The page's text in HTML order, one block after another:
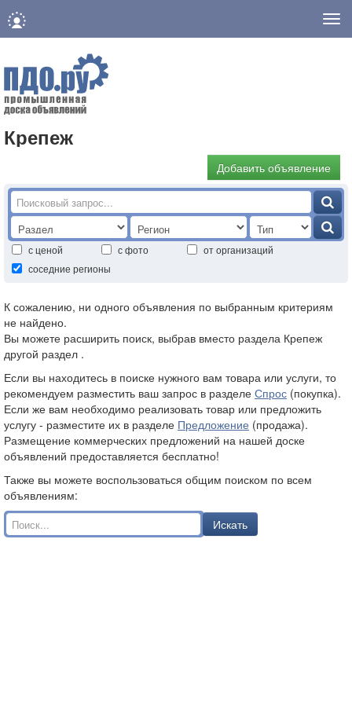
Крепеж
Добавить объявление
с ценой с фото
от организаций
соседние регионы
К сожалению, ни одного объявления по выбранным критериям
не найдено.
Вы можете расширить поиск, выбрав вместо раздела Крепеж
другой раздел .
Если вы находитесь в поиске нужного вам товара или услуги, то
рекомендуем разместить ваш запрос в разделе Спрос (покупка).
Если же вам необходимо реализовать товар или предложить
услугу - разместите их в разделе Предложение (продажа).
Размещение коммерческих предложений на нашей доске
объявлений предоставляется бесплатно!
Также вы можете воспользоваться общим поиском по всем
объявлениям:
Искать